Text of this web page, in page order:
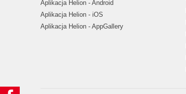
Aplikacja Helion - Android
Aplikacja Helion - iOS
Aplikacja Helion - AppGallery